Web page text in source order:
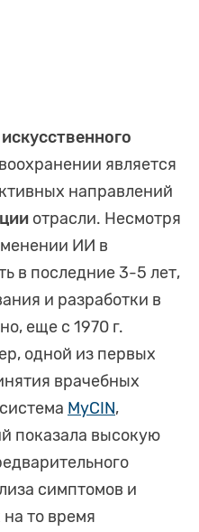
является
направлений
отрасли. Несмотря
ИИ в
в последние 3-5 лет,
и разработки в
еще с 1970 г.
одной из первых
врачебных
MyCIN,
показала высокую
симптомов и
то время